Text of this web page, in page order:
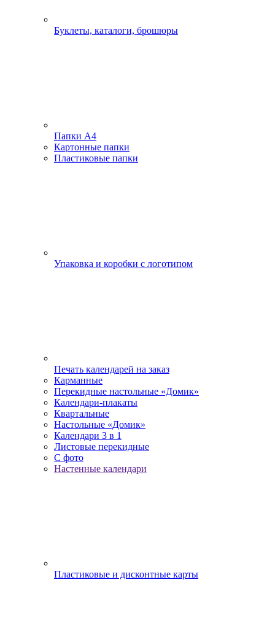
Буклеты, каталоги, брошюры
Папки А4
Картонные папки
Пластиковые папки
Упаковка и коробки с логотипом
Печать календарей на заказ
Карманные
Перекидные настольные «Домик»
Календари-плакаты
Квартальные
Настольные «Домик»
Календари 3 в 1
Листовые перекидные
С фото
Настенные календари
Пластиковые и дисконтные карты